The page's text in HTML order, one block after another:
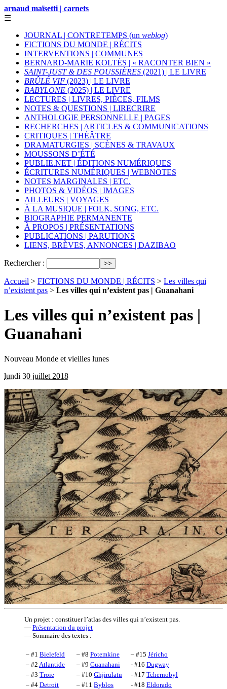
arnaud maïsetti | carnets
☰
JOURNAL | CONTRETEMPS (un weblog)
FICTIONS DU MONDE | RÉCITS
INTERVENTIONS | COMMUNES
BERNARD-MARIE KOLTÈS | « RACONTER BIEN »
SAINT-JUST & DES POUSSIÈRES (2021) | LE LIVRE
BRÛLÉ VIF (2023) | LE LIVRE
BABYLONE (2025) | LE LIVRE
LECTURES | LIVRES, PIÈCES, FILMS
NOTES & QUESTIONS | LIRECRIRE
ANTHOLOGIE PERSONNELLE | PAGES
RECHERCHES | ARTICLES & COMMUNICATIONS
CRITIQUES | THÉÂTRE
DRAMATURGIES | SCÈNES & TRAVAUX
MOUSSONS D’ÉTÉ
PUBLIE.NET | ÉDITIONS NUMÉRIQUES
ÉCRITURES NUMÉRIQUES | WEBNOTES
NOTES MARGINALES | ETC.
PHOTOS & VIDÉOS | IMAGES
AILLEURS | VOYAGES
À LA MUSIQUE | FOLK, SONG, ETC.
BIOGRAPHIE PERMANENTE
À PROPOS | PRÉSENTATIONS
PUBLICATIONS | PARUTIONS
LIENS, BRÈVES, ANNONCES | DAZIBAO
Rechercher :
Accueil > FICTIONS DU MONDE | RÉCITS > Les villes qui
n’existent pas > Les villes qui n’existent pas | Guanahani
Les villes qui n’existent pas |
Guanahani
Nouveau Monde et vieilles lunes
lundi 30 juillet 2018
Un projet : constituer l’atlas des villes qui n’existent pas.
— Présentation du projet
— Sommaire des textes :
– #1 Bielefeld – #8 Potemkine – #15 Jéricho
– #2 Atlantide – #9 Guanahani - #16 Dugway
– #3 Troie – #10 Ghjirulatu - #17 Tchernobyl
– #4 Detroit – #11 Byblos - #18 Eldorado